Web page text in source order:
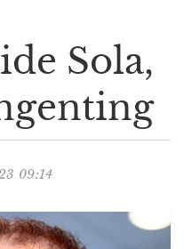
a
g
t
n
Sola,
09:14